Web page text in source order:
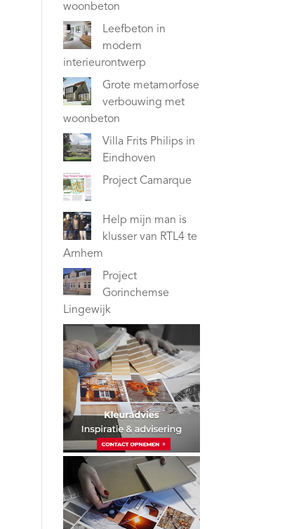
woonbeton
Leefbeton in
modern
interieurontwerp
Grote metamorfose
verbouwing met
woonbeton
Villa Frits Philips in
Eindhoven
Project Camarque
Help mijn man is
klusser van RTL4 te
Arnhem
Project
Gorinchemse
Lingewijk